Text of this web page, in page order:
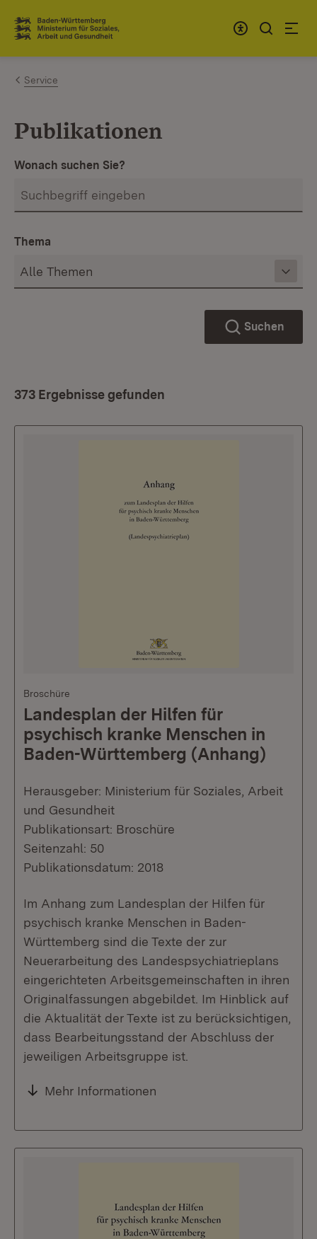
Zum Inhalt springen
Link zur Startseite
Service
Publikationen
Wonach suchen Sie?
Thema
Suchen
373 Ergebnisse gefunden
Broschüre
Landesplan der Hilfen für
psychisch kranke Menschen in
Baden-Württemberg (Anhang)
Herausgeber: Ministerium für Soziales, Arbeit
und Gesundheit
Publikationsart: Broschüre
Seitenzahl: 50
Publikationsdatum: 2018
Im Anhang zum Landesplan der Hilfen für
psychisch kranke Menschen in Baden-
Württemberg sind die Texte der zur
Neuerarbeitung des Landespsychiatrieplans
eingerichteten Arbeitsgemeinschaften in ihren
Originalfassungen abgebildet. Im Hinblick auf
die Aktualität der Texte ist zu berücksichtigen,
dass Bearbeitungsstand der Abschluss der
jeweiligen Arbeitsgruppe ist.
Mehr Informationen